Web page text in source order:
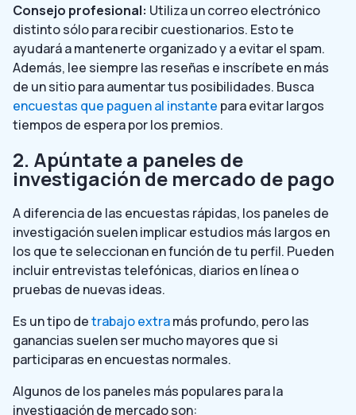
Consejo profesional: Utiliza un correo electrónico
distinto sólo para recibir cuestionarios. Esto te
ayudará a mantenerte organizado y a evitar el spam.
Además, lee siempre las reseñas e inscríbete en más
de un sitio para aumentar tus posibilidades. Busca
encuestas que paguen al instante para evitar largos
tiempos de espera por los premios.
2. Apúntate a paneles de
investigación de mercado de pago
A diferencia de las encuestas rápidas, los paneles de
investigación suelen implicar estudios más largos en
los que te seleccionan en función de tu perfil. Pueden
incluir entrevistas telefónicas, diarios en línea o
pruebas de nuevas ideas.
Es un tipo detrabajo extramás profundo, pero las
ganancias suelen ser mucho mayores que si
participaras en encuestas normales.
Algunos de los paneles más populares para la
investigación de mercado son: